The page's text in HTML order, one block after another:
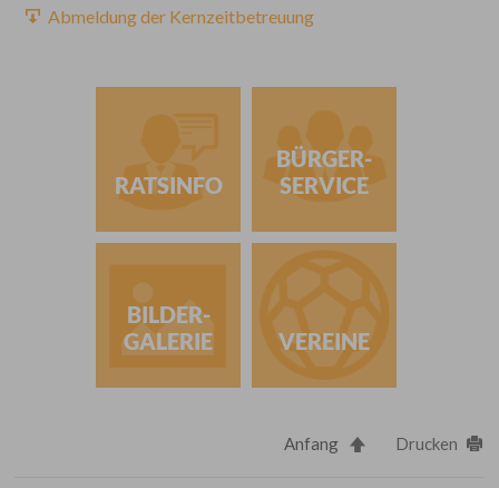
Abmeldung der Kernzeitbetreuung
RATSINFO
BÜRGER-
SERVICE
BILDER-
GALERIE
VEREINE
Anfang Drucken